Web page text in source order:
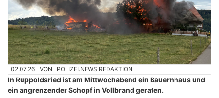
02.07.26 VON POLIZEI.NEWS REDAKTION
In Ruppoldsried ist am Mittwochabend ein Bauernhaus und
ein angrenzender Schopf in Vollbrand geraten.